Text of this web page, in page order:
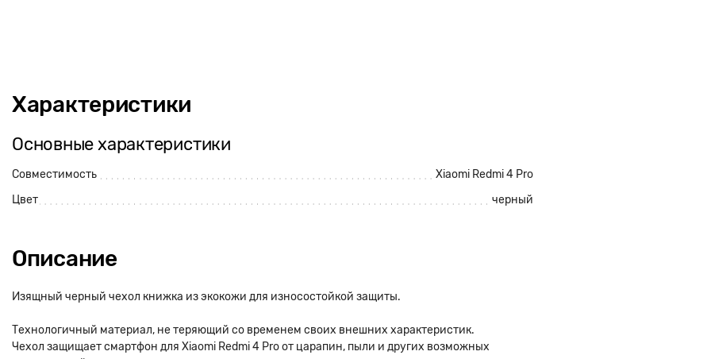
Характеристики
Основные характеристики
Совместимость
Xiaomi Redmi 4 Pro
Цвет
черный
Описание
Изящный черный чехол книжка из экокожи для износостойкой защиты.
Технологичный материал, не теряющий со временем своих внешних характеристик.
Чехол защищает смартфон для Xiaomi Redmi 4 Pro от царапин, пыли и других возможных